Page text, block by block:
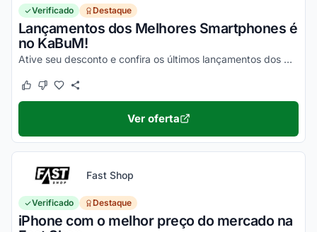
Verificado Destaque
Lançamentos dos Melhores Smartphones é
no KaBuM!
Ative seu desconto e confira os últimos lançamentos dos melhores smartphones de 2020 na loja virtual KaBuM!
Este cupom funcionou
Este cupom não funcionou
Ver oferta
Fast Shop
Verificado Destaque
iPhone com o melhor preço do mercado na